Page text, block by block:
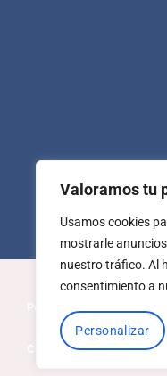
Valoramos tu
Usamos cookies
mostrarle
nuestro tráfico. Al
consentimiento a
Personalizar
Condiciones generales